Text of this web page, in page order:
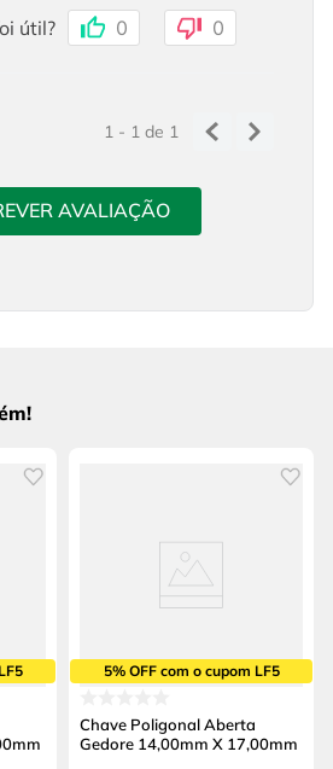
útil? 0 0
1 - 1de 1
AVALIAÇÃO
5% OFF com o cupom LF5
Chave Poligonal Aberta
Gedore 14,00mm X 17,00mm